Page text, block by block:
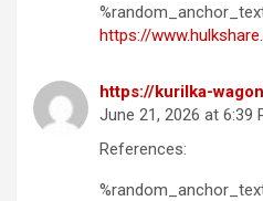
https://
https://kurilka-
June 21, 2026 at 6:39
References: